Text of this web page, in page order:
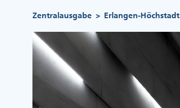
Zentralausgabe > Erlangen-Höchstadt